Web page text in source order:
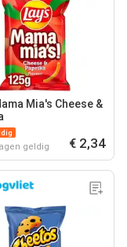
Mia's Cheese &
geldig € 2,34